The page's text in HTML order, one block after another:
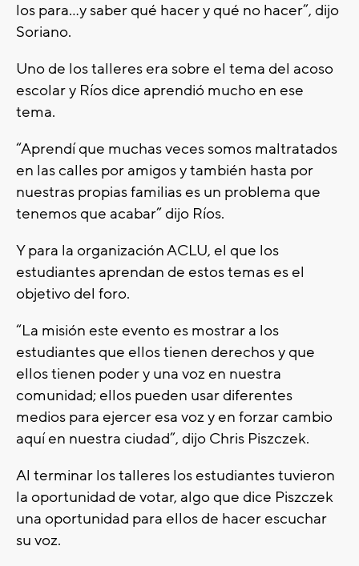
los para…y saber qué hacer y qué no hacer”, dijo
Soriano.
Uno de los talleres era sobre el tema del acoso
escolar y Ríos dice aprendió mucho en ese
tema.
“Aprendí que muchas veces somos maltratados
en las calles por amigos y también hasta por
nuestras propias familias es un problema que
tenemos que acabar” dijo Ríos.
Y para la organización ACLU, el que los
estudiantes aprendan de estos temas es el
objetivo del foro.
“La misión este evento es mostrar a los
estudiantes que ellos tienen derechos y que
ellos tienen poder y una voz en nuestra
comunidad; ellos pueden usar diferentes
medios para ejercer esa voz y en forzar cambio
aquí en nuestra ciudad”, dijo Chris Piszczek.
Al terminar los talleres los estudiantes tuvieron
la oportunidad de votar, algo que dice Piszczek
una oportunidad para ellos de hacer escuchar
su voz.